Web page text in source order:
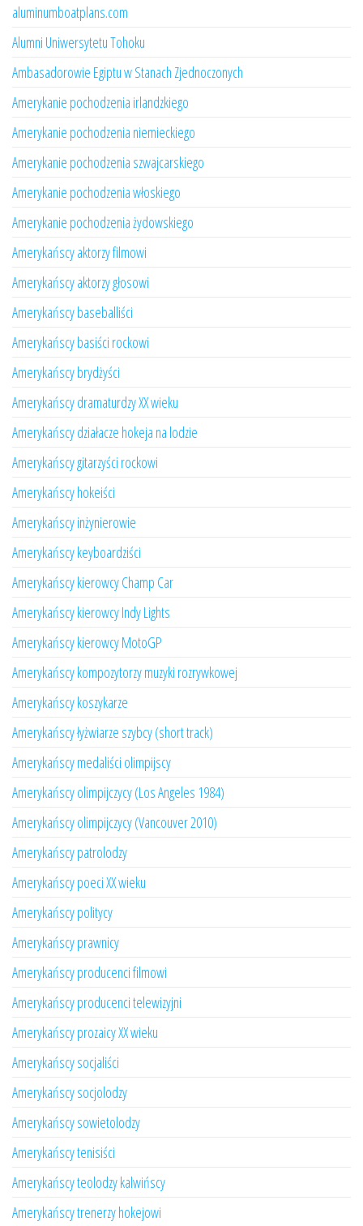
aluminumboatplans.com
Alumni Uniwersytetu Tohoku
Ambasadorowie Egiptu w Stanach Zjednoczonych
Amerykanie pochodzenia irlandzkiego
Amerykanie pochodzenia niemieckiego
Amerykanie pochodzenia szwajcarskiego
Amerykanie pochodzenia włoskiego
Amerykanie pochodzenia żydowskiego
Amerykańscy aktorzy filmowi
Amerykańscy aktorzy głosowi
Amerykańscy baseballiści
Amerykańscy basiści rockowi
Amerykańscy brydżyści
Amerykańscy dramaturdzy XX wieku
Amerykańscy działacze hokeja na lodzie
Amerykańscy gitarzyści rockowi
Amerykańscy hokeiści
Amerykańscy inżynierowie
Amerykańscy keyboardziści
Amerykańscy kierowcy Champ Car
Amerykańscy kierowcy Indy Lights
Amerykańscy kierowcy MotoGP
Amerykańscy kompozytorzy muzyki rozrywkowej
Amerykańscy koszykarze
Amerykańscy łyżwiarze szybcy (short track)
Amerykańscy medaliści olimpijscy
Amerykańscy olimpijczycy (Los Angeles 1984)
Amerykańscy olimpijczycy (Vancouver 2010)
Amerykańscy patrolodzy
Amerykańscy poeci XX wieku
Amerykańscy politycy
Amerykańscy prawnicy
Amerykańscy producenci filmowi
Amerykańscy producenci telewizyjni
Amerykańscy prozaicy XX wieku
Amerykańscy socjaliści
Amerykańscy socjolodzy
Amerykańscy sowietolodzy
Amerykańscy tenisiści
Amerykańscy teolodzy kalwińscy
Amerykańscy trenerzy hokejowi